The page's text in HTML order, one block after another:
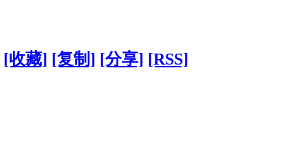
[收藏] [复制] [分享] [RSS]